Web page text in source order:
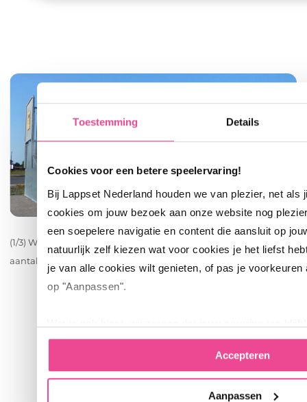
Toestemming Details
Cookies voor een betere speelervaring!
Bij Lappset Nederland houden we van plezier, net als
cookies om jouw bezoek aan onze website nog
een soepelere navigatie en content die aansluit op
natuurlijk zelf kiezen wat voor cookies je het liefst
je van alle cookies wilt genieten, of pas je voorkeuren
op "Aanpassen".
Accepteren
Aanpassen
(1/3) Wil je inspiratie opdoen? Bekijk hier een
aantal voorbeelden.